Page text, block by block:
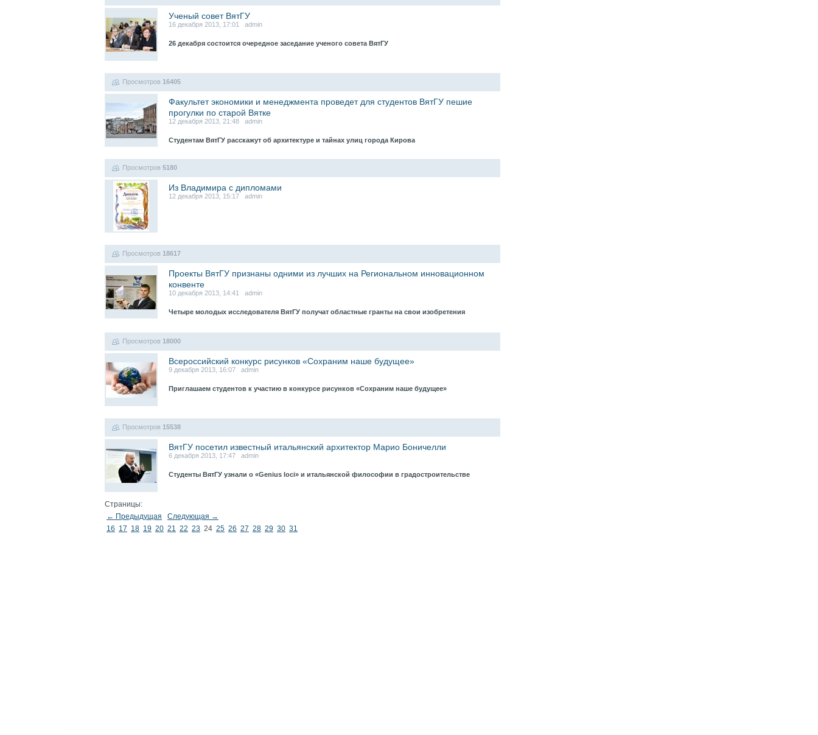
Ученый совет ВятГУ
16 декабря 2013, 17:01 admin
26 декабря состоится очередное заседание ученого совета ВятГУ
Просмотров 16405
Факультет экономики и менеджмента проведет для студентов ВятГУ пешие
прогулки по старой Вятке
12 декабря 2013, 21:48 admin
Студентам ВятГУ расскажут об архитектуре и тайнах улиц города Кирова
Просмотров 5180
Из Владимира с дипломами
12 декабря 2013, 15:17 admin
Просмотров 18617
Проекты ВятГУ признаны одними из лучших на Региональном инновационном
конвенте
10 декабря 2013, 14:41 admin
Четыре молодых исследователя ВятГУ получат областные гранты на свои изобретения
Просмотров 18000
Всероссийский конкурс рисунков «Сохраним наше будущее»
9 декабря 2013, 16:07 admin
Приглашаем студентов к участию в конкурсе рисунков «Сохраним наше будущее»
Просмотров 15538
ВятГУ посетил известный итальянский архитектор Марио Боничелли
6 декабря 2013, 17:47 admin
Студенты ВятГУ узнали о «Genius loci» и итальянской философии в градостроительстве
Страницы:
← Предыдущая
Следующая →
16 17 18 19 20 21 22 23 24 25 26 27 28 29 30 31